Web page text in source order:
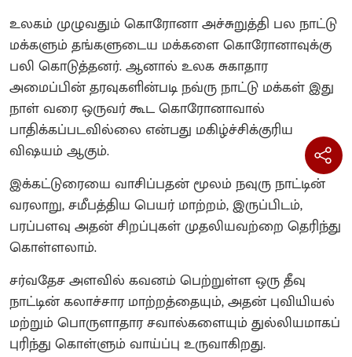
உலகம் முழுவதும் கொரோனா அச்சுறுத்தி பல நாட்டு
மக்களும் தங்களுடைய மக்களை கொரோனாவுக்கு
பலி கொடுத்தனர். ஆனால் உலக சுகாதார
அமைப்பின் தரவுகளின்படி நவ்ரு நாட்டு மக்கள் இது
நாள் வரை ஒருவர் கூட கொரோனாவால்
பாதிக்கப்படவில்லை என்பது மகிழ்ச்சிக்குரிய
விஷயம் ஆகும்.
இக்கட்டுரையை வாசிப்பதன் மூலம் நவுரு நாட்டின்
வரலாறு, சமீபத்திய பெயர் மாற்றம், இருப்பிடம்,
பரப்பளவு அதன் சிறப்புகள் முதலியவற்றை தெரிந்து
கொள்ளலாம்.
சர்வதேச அளவில் கவனம் பெற்றுள்ள ஒரு தீவு
நாட்டின் கலாச்சார மாற்றத்தையும், அதன் புவியியல்
மற்றும் பொருளாதார சவால்களையும் துல்லியமாகப்
புரிந்து கொள்ளும் வாய்ப்பு உருவாகிறது.